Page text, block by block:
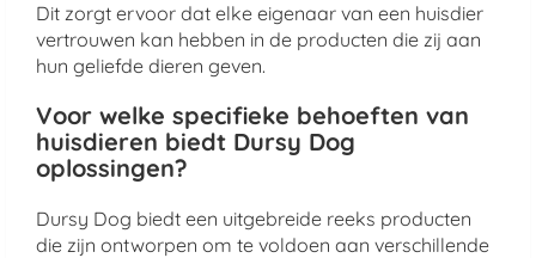
Dit zorgt ervoor dat elke eigenaar van een huisdier
vertrouwen kan hebben in de producten die zij aan
hun geliefde dieren geven.
Voor welke specifieke behoeften van
huisdieren biedt Dursy Dog
oplossingen?
Dursy Dog biedt een uitgebreide reeks producten
die zijn ontworpen om te voldoen aan verschillende